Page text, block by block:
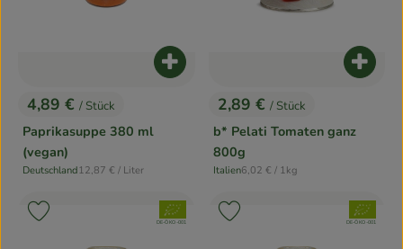
, Preis:
4,89 € / Stück
Paprikasuppe 380 ml
(vegan)
, Herkunft:
Deutschland , Referenzpreis:
12,87 € / Liter
Produkt zum Warenkorb hinzufügen
, Preis:
2,89 € / Stück
b* Pelati Tomaten ganz
800g
, Herkunft:
Italien, Referenzpreis:
6,02 € / 1kg
, Verband:
, Kontrollstelle:
DE-ÖKO-001
Produkt zu Favouriten hinzufügen
, Verband:
, Kontrollstelle:
DE-ÖKO-001
Produkt zu Favouriten hinzufügen